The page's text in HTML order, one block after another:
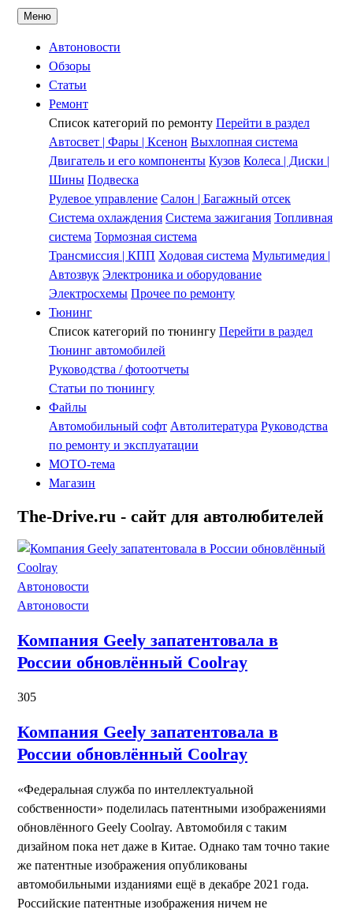
Меню
Автоновости
Обзоры
Статьи
Ремонт
Список категорий по ремонту Перейти в раздел
Автосвет | Фары | Ксенон Выхлопная система
Двигатель и его компоненты Кузов Колеса | Диски |
Шины Подвеска
Рулевое управление Салон | Багажный отсек
Система охлаждения Система зажигания Топливная
система Тормозная система
Трансмиссия | КПП Ходовая система Мультимедия |
Автозвук Электроника и оборудование
Электросхемы Прочее по ремонту
Тюнинг
Список категорий по тюнингу Перейти в раздел
Тюнинг автомобилей
Руководства / фотоотчеты
Статьи по тюнингу
Файлы
Автомобильный софт Автолитература Руководства
по ремонту и эксплуатации
MOTO-тема
Магазин
The-Drive.ru - сайт для автолюбителей
Автоновости
Автоновости
Компания Geely запатентовала в
России обновлённый Coolray
305
Компания Geely запатентовала в
России обновлённый Coolray
«Федеральная служба по интеллектуальной
собственности» поделилась патентными изображениями
обновлённого Geely Coolray. Автомобиля с таким
дизайном пока нет даже в Китае. Однако там точно такие
же патентные изображения опубликованы
автомобильными изданиями ещё в декабре 2021 года.
Российские патентные изображения ничем не